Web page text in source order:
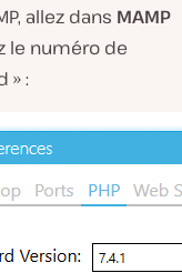
allez dans MAMP
le numéro de
» :